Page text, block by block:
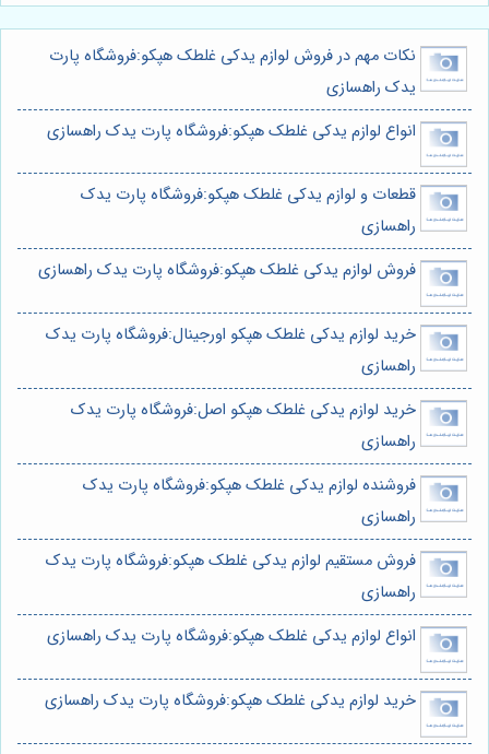
نکات مهم در فروش لوازم یدکی غلطک هپکو:فروشگاه پارت
یدک راهسازی
انواع لوازم یدکی غلطک هپکو:فروشگاه پارت یدک راهسازی
قطعات و لوازم یدکی غلطک هپکو:فروشگاه پارت یدک
راهسازی
فروش لوازم یدکی غلطک هپکو:فروشگاه پارت یدک راهسازی
خرید لوازم یدکی غلطک هپکو اورجینال:فروشگاه پارت یدک
راهسازی
خرید لوازم یدکی غلطک هپکو اصل:فروشگاه پارت یدک
راهسازی
فروشنده لوازم یدکی غلطک هپکو:فروشگاه پارت یدک
راهسازی
فروش مستقیم لوازم یدکی غلطک هپکو:فروشگاه پارت یدک
راهسازی
انواع لوازم یدکی غلطک هپکو:فروشگاه پارت یدک راهسازی
خرید لوازم یدکی غلطک هپکو:فروشگاه پارت یدک راهسازی